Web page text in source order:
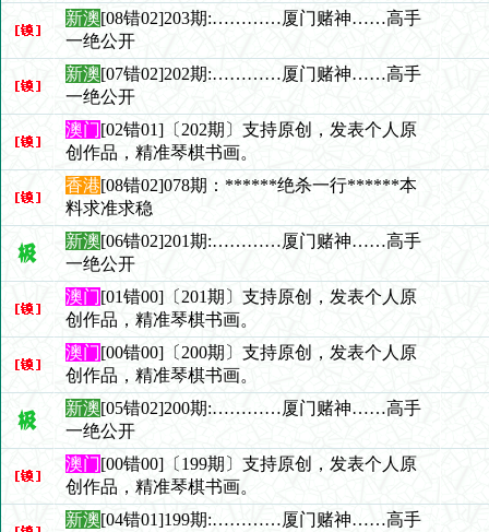
新澳[08错02]203期:…………厦门赌神……高手
一绝公开
新澳[07错02]202期:…………厦门赌神……高手
一绝公开
澳门[02错01]〔202期〕支持原创，发表个人原
创作品，精准琴棋书画。
香港[08错02]078期：******绝杀一行******本
料求准求稳
新澳[06错02]201期:…………厦门赌神……高手
一绝公开
澳门[01错00]〔201期〕支持原创，发表个人原
创作品，精准琴棋书画。
澳门[00错00]〔200期〕支持原创，发表个人原
创作品，精准琴棋书画。
新澳[05错02]200期:…………厦门赌神……高手
一绝公开
澳门[00错00]〔199期〕支持原创，发表个人原
创作品，精准琴棋书画。
新澳[04错01]199期:…………厦门赌神……高手